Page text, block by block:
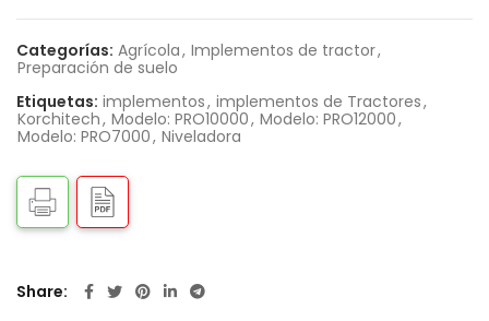
Categorías: Agrícola, Implementos de tractor,
Preparación de suelo
Etiquetas: implementos, implementos de Tractores,
Korchitech, Modelo: PRO10000, Modelo: PRO12000,
Modelo: PRO7000, Niveladora
Share